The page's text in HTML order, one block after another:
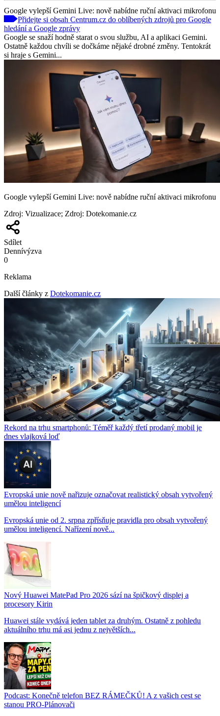
Google vylepší Gemini Live: nově nabídne ruční aktivaci mikrofonu
Přidejte si obsah Centrum.cz do oblíbených zdrojů pro Google
hledání a Google zprávy
Google se snaží hodně starat o svou službu, AI a aplikaci Gemini.
Ostatně každou chvíli se dočkáme nějaké drobné změny. Tentokrát
si hraje s Gemini...
Google vylepší Gemini Live: nově nabídne ruční aktivaci mikrofonu
Zdroj: Vizualizace; Zdroj: Dotekomanie.cz
Sdílet
Dennívýzva
0
Reklama
Další články z Dotekomanie.cz
Rekord na trhu smartphonů: Téměř každý třetí prodaný mobil je
dnes vlajková loď
Evropská unie nově nařizuje označovat realistický obsah vytvořený
umělou inteligencí
Evropská unie od 2. srpna zpřísňuje pravidla pro obsah vytvořený
umělou inteligencí. Nařízení nově...
Nový Huawei MatePad Pro 2026 sází na špičkový displej a
procesory Kirin
Huawei stále vydává jeden tablet za druhým. Ostatně z pohledu
aktuálního trhu má asi jednu z největších...
Podcast: Konečně telefon BEZ RÁMEČKŮ! A z vašich cest se
stanou PRO-Plánovači